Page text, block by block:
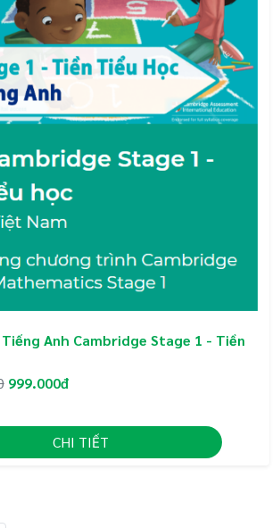
Anh Cambridge Stage 1 - Tiền
999.000đ
CHI TIẾT